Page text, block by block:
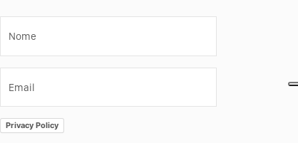
Nome
Email
Privacy Policy